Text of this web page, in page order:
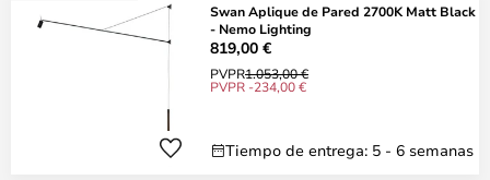
Swan Aplique de Pared 2700K Matt Black
- Nemo Lighting
819,00 €
PVPR1.053,00 €
PVPR -234,00 €
Tiempo de entrega: 5 - 6 semanas